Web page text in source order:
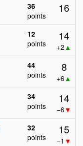
36
points
16
12
points
14
+2 ▲
44
points
8
+6▲
34
points
14
−6▼
32
points
15
−1 ▼